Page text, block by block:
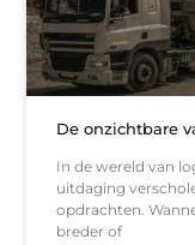
De onzichtbare
In de wereld van
uitdaging
opdrachten.
breder of